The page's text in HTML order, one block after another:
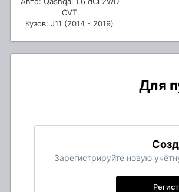
CVT
Кузов: J11 (2014 - 2019)
Для
Зарегистрируйте новую